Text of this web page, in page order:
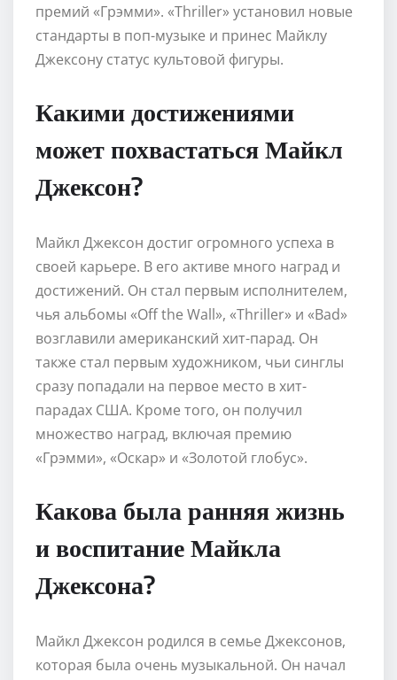
премий «Грэмми». «Thriller» установил новые
стандарты в поп-музыке и принес Майклу
Джексону статус культовой фигуры.
Какими достижениями
может похвастаться Майкл
Джексон?
Майкл Джексон достиг огромного успеха в
своей карьере. В его активе много наград и
достижений. Он стал первым исполнителем,
чья альбомы «Off the Wall», «Thriller» и «Bad»
возглавили американский хит-парад. Он
также стал первым художником, чьи синглы
сразу попадали на первое место в хит-
парадах США. Кроме того, он получил
множество наград, включая премию
«Грэмми», «Оскар» и «Золотой глобус».
Какова была ранняя жизнь
и воспитание Майкла
Джексона?
Майкл Джексон родился в семье Джексонов,
которая была очень музыкальной. Он начал